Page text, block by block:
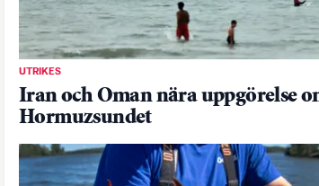
UTRIKES
Iran och Oman nära uppgörelse
Hormuzsundet